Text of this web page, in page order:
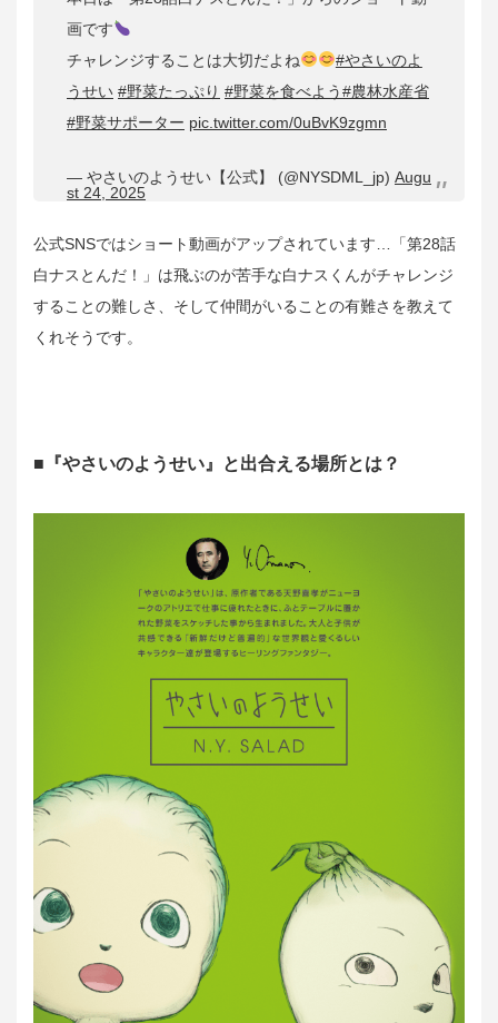
画です
チャレンジすることは大切だよね
#やさいのよ
うせい #野菜たっぷり #野菜を食べよう#農林水産省
#野菜サポーター pic.twitter.com/0uBvK9zgmn
— やさいのようせい【公式】 (@NYSDML_jp) Augu
st 24, 2025
公式SNSではショート動画がアップされています…「第28話
白ナスとんだ！」は飛ぶのが苦手な白ナスくんがチャレンジ
することの難しさ、そして仲間がいることの有難さを教えて
くれそうです。
■『やさいのようせい』と出合える場所とは？